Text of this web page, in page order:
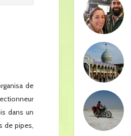
de
dans un
de pipes,